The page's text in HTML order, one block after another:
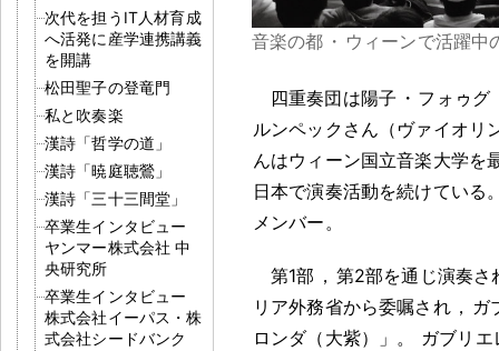
次代を担うIT人材育成
へ活発に産学連携講義
を開講
松田聖子の登竜門
私と吹奏楽
漢詩「哲学の道」
漢詩「暁庭聴鶯」
漢詩「三十三間堂」
卒業生インタビュー
ヤンマー株式会社 中
央研究所
卒業生インタビュー
株式会社イーパス・株
式会社シードバンク
音楽の都 ・ ウィーンで活躍中
四重奏団は陽子 ・ フォゥグ
ルンペックさん（ヴァイオリ
んはウィーン国立音楽大学を
日本で演奏活動を続けている
メンバー。
第1部 ， 第2部を通じ演奏さ
リア外務省から委嘱され ， ガ
ロンダ（大紫）」 。
ガブリ